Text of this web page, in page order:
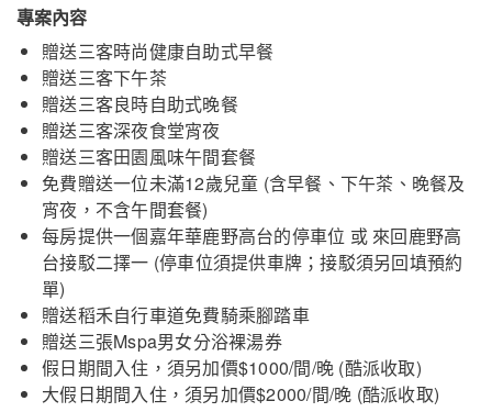
專案內容
贈送三客時尚健康自助式早餐
贈送三客下午茶
贈送三客良時自助式晚餐
贈送三客深夜食堂宵夜
贈送三客田園風味午間套餐
免費贈送一位未滿12歲兒童 (含早餐、下午茶、晚餐及
宵夜，不含午間套餐)
每房提供一個嘉年華鹿野高台的停車位 或 來回鹿野高
台接駁二擇一 (停車位須提供車牌；接駁須另回填預約
單)
贈送稻禾自行車道免費騎乘腳踏車
贈送三張Mspa男女分浴裸湯券
假日期間入住，須另加價$1000/間/晚 (酷派收取)
大假日期間入住，須另加價$2000/間/晚 (酷派收取)